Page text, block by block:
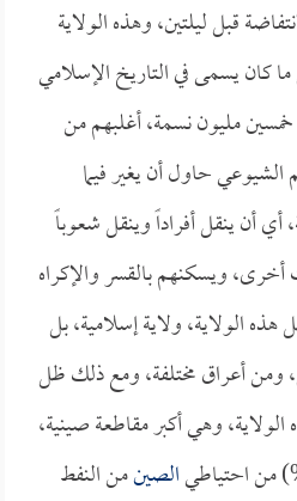
قبل ليلتين، وهذه الولاية
كان يسمى في التاريخ الإسلامي
مليون نسمة، أغلبهم من
الشيوعي حاول أن يغير فيما
أي أن ينقل أفراداً وينقل شعوباً
ويسكنهم بالقسر والإكراه
الولاية، ولاية إسلامية، بل
ومن أعراق مختلفة، ومع ذلك ظل
وهي أكبر مقاطعة صينية،
الصينمن النفط